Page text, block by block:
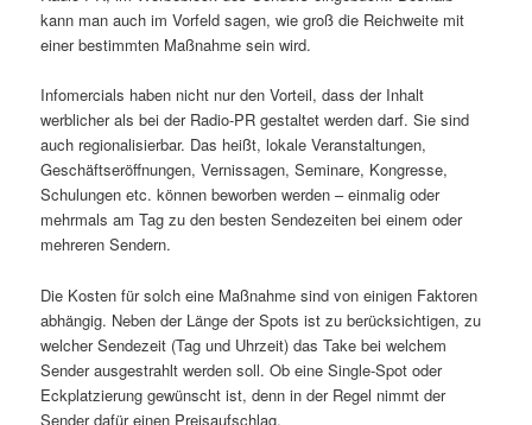
kann man auch im Vorfeld sagen, wie groß die Reichweite mit
einer bestimmten Maßnahme sein wird.
Infomercials haben nicht nur den Vorteil, dass der Inhalt
werblicher als bei der Radio-PR gestaltet werden darf. Sie sind
auch regionalisierbar. Das heißt, lokale Veranstaltungen,
Geschäftseröffnungen, Vernissagen, Seminare, Kongresse,
Schulungen etc. können beworben werden – einmalig oder
mehrmals am Tag zu den besten Sendezeiten bei einem oder
mehreren Sendern.
Die Kosten für solch eine Maßnahme sind von einigen Faktoren
abhängig. Neben der Länge der Spots ist zu berücksichtigen, zu
welcher Sendezeit (Tag und Uhrzeit) das Take bei welchem
Sender ausgestrahlt werden soll. Ob eine Single-Spot oder
Eckplatzierung gewünscht ist, denn in der Regel nimmt der
Sender dafür einen Preisaufschlag.